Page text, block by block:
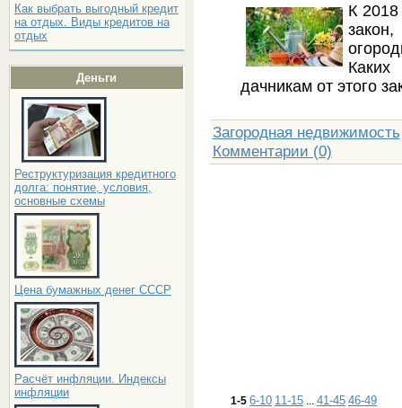
Как выбрать выгодный кредит
на отдых. Виды кредитов на
отдых
Деньги
Реструктуризация кредитного
долга: понятие, условия,
основные схемы
Цена бумажных денег СССР
Расчёт инфляции. Индексы
инфляции
К 2018
дачникам от этого
Загородная недвижимость
Комментарии (0)
1-5 6-10 11-15 41-45 46-49